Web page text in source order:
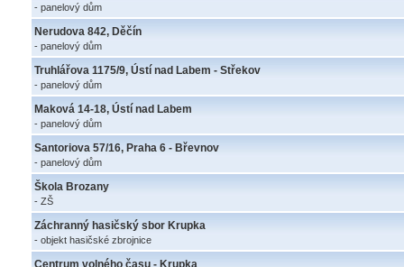
- panelový dům
Nerudova 842, Děčín
- panelový dům
Truhlářova 1175/9, Ústí nad Labem - Střekov
- panelový dům
Maková 14-18, Ústí nad Labem
- panelový dům
Santoriova 57/16, Praha 6 - Břevnov
- panelový dům
Škola Brozany
- ZŠ
Záchranný hasičský sbor Krupka
- objekt hasičské zbrojnice
Centrum volného času - Krupka